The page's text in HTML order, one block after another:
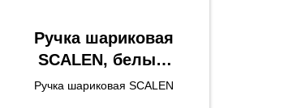
Ручка шариковая
SCALEN, белый/
темно-серый,
Ручка шариковая SCALEN